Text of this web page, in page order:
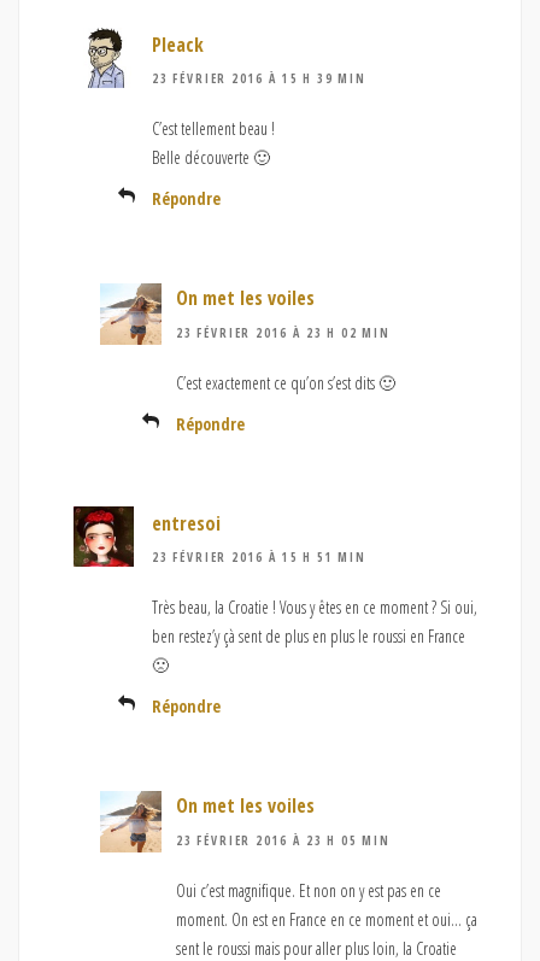
Pleack
23 FÉVRIER 2016 À 15 H 39 MIN
C’est tellement beau !
Belle découverte 🙂
Répondre
On met les voiles
23 FÉVRIER 2016 À 23 H 02 MIN
C’est exactement ce qu’on s’est dits 🙂
Répondre
entresoi
23 FÉVRIER 2016 À 15 H 51 MIN
Très beau, la Croatie ! Vous y êtes en ce moment ? Si oui,
ben restez’y çà sent de plus en plus le roussi en France
🙁
Répondre
On met les voiles
23 FÉVRIER 2016 À 23 H 05 MIN
Oui c’est magnifique. Et non on y est pas en ce
moment. On est en France en ce moment et oui… ça
sent le roussi mais pour aller plus loin, la Croatie